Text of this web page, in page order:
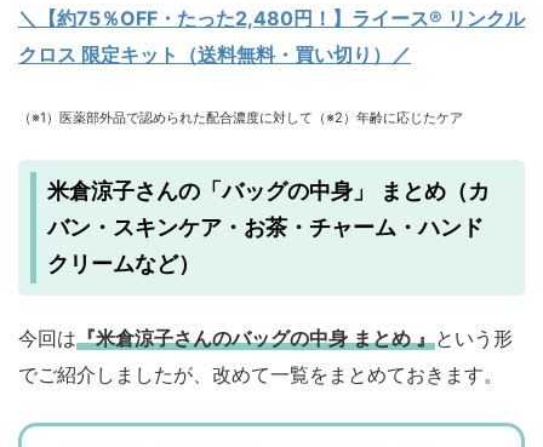
＼【約75％OFF・たった2,480円！ 】ライース® リンクル
クロス 限定キット（送料無料・買い切り）／
（※1）医薬部外品で認められた配合濃度に対して（※2）年齢に応じたケア
米倉涼子さんの「バッグの中身」 まとめ（カ
バン・スキンケア・お茶・チャーム・ハンド
クリームなど）
今回は『米倉涼子さんのバッグの中身 まとめ 』という形
でご紹介しましたが、改めて一覧をまとめておきます。